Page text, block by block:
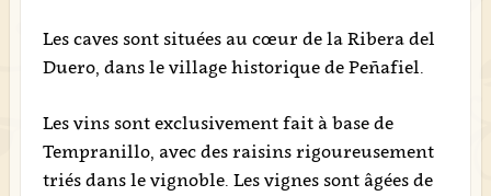
Les caves sont situées au cœur de la Ribera del
Duero, dans le village historique de Peñafiel.
Les vins sont exclusivement fait à base de
Tempranillo, avec des raisins rigoureusement
triés dans le vignoble. Les vignes sont âgées de